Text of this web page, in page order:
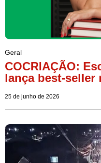
Geral
COCRIAÇÃO:
lança best-seller
25 de junho de 2026